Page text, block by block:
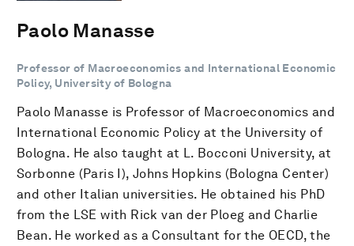
Paolo Manasse
Professor of Macroeconomics and International Economic
Policy, University of Bologna
Paolo Manasse is Professor of Macroeconomics and
International Economic Policy at the University of
Bologna. He also taught at L. Bocconi University, at
Sorbonne (Paris I), Johns Hopkins (Bologna Center)
and other Italian universities. He obtained his PhD
from the LSE with Rick van der Ploeg and Charlie
Bean. He worked as a Consultant for the OECD, the